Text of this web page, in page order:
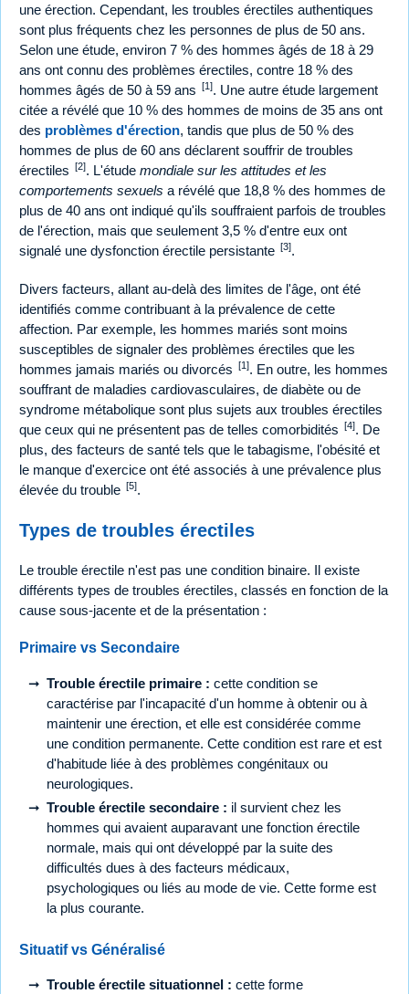
une érection. Cependant, les troubles érectiles authentiques
sont plus fréquents chez les personnes de plus de 50 ans.
Selon une étude, environ 7 % des hommes âgés de 18 à 29
ans ont connu des problèmes érectiles, contre 18 % des
hommes âgés de 50 à 59 ans [1]. Une autre étude largement
citée a révélé que 10 % des hommes de moins de 35 ans ont
des problèmes d'érection, tandis que plus de 50 % des
hommes de plus de 60 ans déclarent souffrir de troubles
érectiles [2]. L'étude mondiale sur les attitudes et les
comportements sexuels a révélé que 18,8 % des hommes de
plus de 40 ans ont indiqué qu'ils souffraient parfois de troubles
de l'érection, mais que seulement 3,5 % d'entre eux ont
signalé une dysfonction érectile persistante [3].
Divers facteurs, allant au-delà des limites de l'âge, ont été
identifiés comme contribuant à la prévalence de cette
affection. Par exemple, les hommes mariés sont moins
susceptibles de signaler des problèmes érectiles que les
hommes jamais mariés ou divorcés [1]. En outre, les hommes
souffrant de maladies cardiovasculaires, de diabète ou de
syndrome métabolique sont plus sujets aux troubles érectiles
que ceux qui ne présentent pas de telles comorbidités [4]. De
plus, des facteurs de santé tels que le tabagisme, l'obésité et
le manque d'exercice ont été associés à une prévalence plus
élevée du trouble [5].
Types de troubles érectiles
Le trouble érectile n'est pas une condition binaire. Il existe
différents types de troubles érectiles, classés en fonction de la
cause sous-jacente et de la présentation :
Primaire vs Secondaire
Trouble érectile primaire : cette condition se
caractérise par l'incapacité d'un homme à obtenir ou à
maintenir une érection, et elle est considérée comme
une condition permanente. Cette condition est rare et est
d'habitude liée à des problèmes congénitaux ou
neurologiques.
Trouble érectile secondaire : il survient chez les
hommes qui avaient auparavant une fonction érectile
normale, mais qui ont développé par la suite des
difficultés dues à des facteurs médicaux,
psychologiques ou liés au mode de vie. Cette forme est
la plus courante.
Situatif vs Généralisé
Trouble érectile situationnel : cette forme